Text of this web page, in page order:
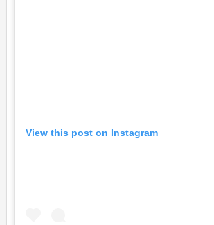
View this post on Instagram